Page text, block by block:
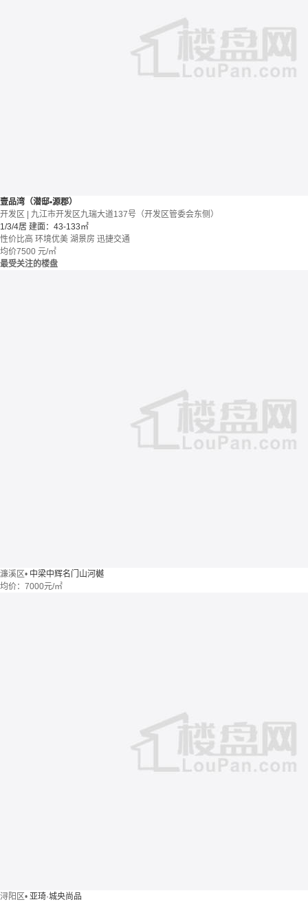
壹品湾（潜邸•源郡）
开发区 | 九江市开发区九瑞大道137号（开发区管委会东侧）
1/3/4居 建面：43-133㎡
性价比高 环境优美 湖景房 迅捷交通
均价7500 元/㎡
最受关注的楼盘
濂溪区• 中梁中辉名门山河樾
均价： 7000元/㎡
浔阳区• 亚琦·城央尚品